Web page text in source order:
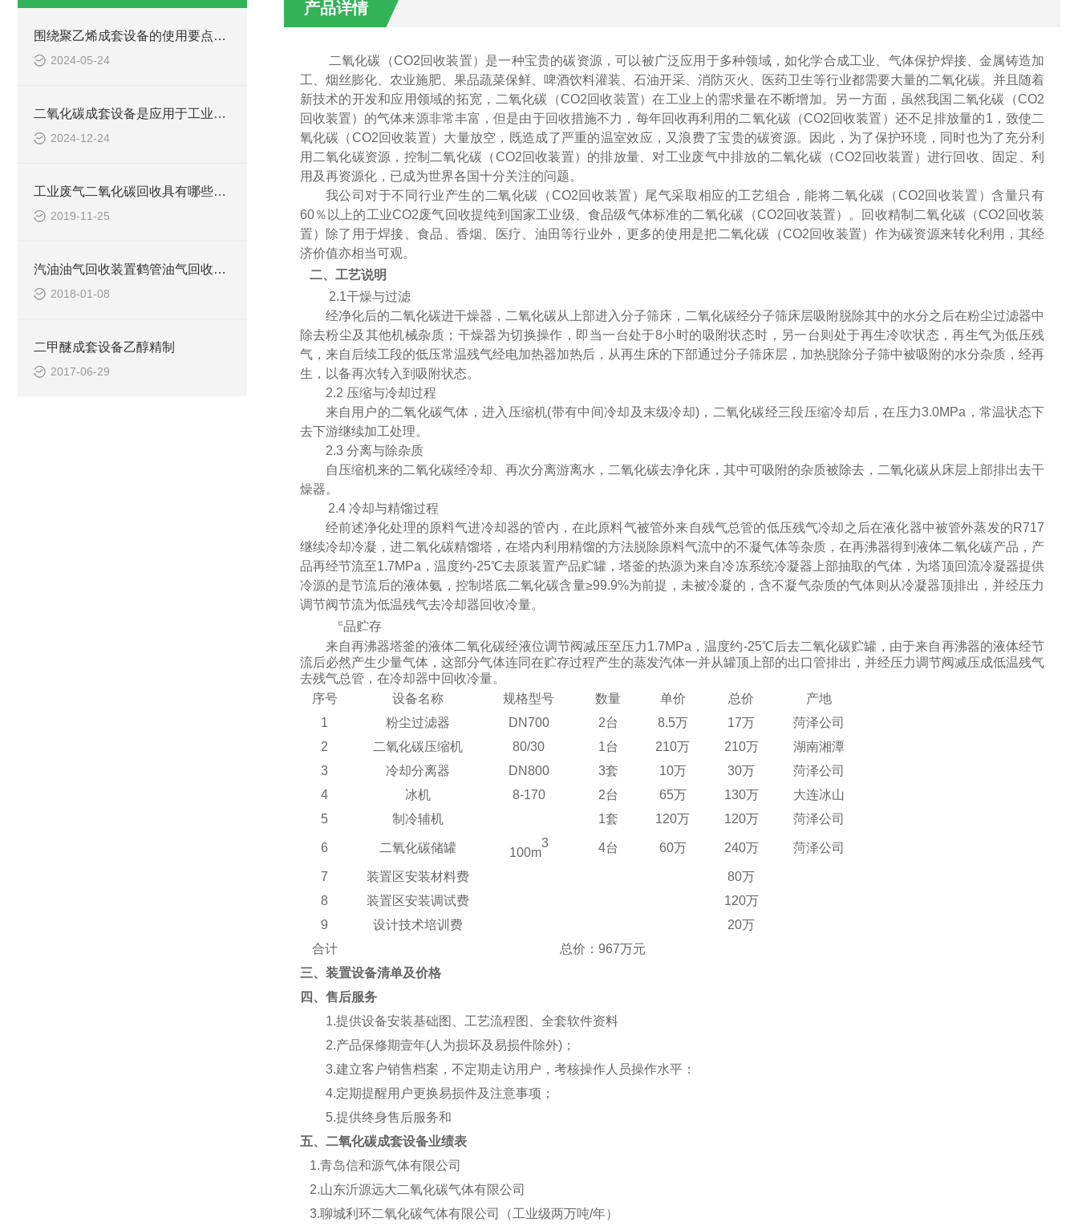
围绕聚乙烯成套设备的使用要点进行详细分析
2024-05-24
二氧化碳成套设备是应用于工业与环境领域的关键设备
2024-12-24
工业废气二氧化碳回收具有哪些用途？
2019-11-25
汽油油气回收装置鹤管油气回收设备
2018-01-08
二甲醚成套设备乙醇精制
2017-06-29
产品详情
二氧化碳（CO2回收装置）是一种宝贵的碳资源，可以被广泛应用于多种领域，如化学合成工业、气体保护焊接、金属铸造加
工、烟丝膨化、农业施肥、果品蔬菜保鲜、啤酒饮料灌装、石油开采、消防灭火、医药卫生等行业都需要大量的二氧化碳。并且随着
新技术的开发和应用领域的拓宽，二氧化碳（CO2回收装置）在工业上的需求量在不断增加。另一方面，虽然我国二氧化碳（CO2
回收装置）的气体来源非常丰富，但是由于回收措施不力，每年回收再利用的二氧化碳（CO2回收装置）还不足排放量的1，致使二
氧化碳（CO2回收装置）大量放空，既造成了严重的温室效应，又浪费了宝贵的碳资源。因此，为了保护环境，同时也为了充分利
用二氧化碳资源，控制二氧化碳（CO2回收装置）的排放量、对工业废气中排放的二氧化碳（CO2回收装置）进行回收、固定、利
用及再资源化，已成为世界各国十分关注的问题。
我公司对于不同行业产生的二氧化碳（CO2回收装置）尾气采取相应的工艺组合，能将二氧化碳（CO2回收装置）含量只有
60％以上的工业CO2废气回收提纯到国家工业级、食品级气体标准的二氧化碳（CO2回收装置）。回收精制二氧化碳（CO2回收装
置）除了用于焊接、食品、香烟、医疗、油田等行业外，更多的使用是把二氧化碳（CO2回收装置）作为碳资源来转化利用，其经
济价值亦相当可观。
二、工艺说明
2.1干燥与过滤
经净化后的二氧化碳进干燥器，二氧化碳从上部进入分子筛床，二氧化碳经分子筛床层吸附脱除其中的水分之后在粉尘过滤器中
除去粉尘及其他机械杂质；干燥器为切换操作，即当一台处于8小时的吸附状态时，另一台则处于再生冷吹状态，再生气为低压残
气，来自后续工段的低压常温残气经电加热器加热后，从再生床的下部通过分子筛床层，加热脱除分子筛中被吸附的水分杂质，经再
生，以备再次转入到吸附状态。
2.2 压缩与冷却过程
来自用户的二氧化碳气体，进入压缩机(带有中间冷却及末级冷却) ，二氧化碳经三段压缩冷却后，在压力3.0MPa ，常温状态下
去下游继续加工处理。
2.3 分离与除杂质
自压缩机来的二氧化碳经冷却、再次分离游离水，二氧化碳去净化床，其中可吸附的杂质被除去，二氧化碳从床层上部排出去干
燥器。
2.4 冷却与精馏过程
经前述净化处理的原料气进冷却器的管内，在此原料气被管外来自残气总管的低压残气冷却之后在液化器中被管外蒸发的R717
继续冷却冷凝，进二氧化碳精馏塔，在塔内利用精馏的方法脱除原料气流中的不凝气体等杂质，在再沸器得到液体二氧化碳产品，产
品再经节流至1.7MPa ，温度约-25℃去原装置产品贮罐，塔釜的热源为来自冷冻系统冷凝器上部抽取的气体，为塔顶回流冷凝器提供
冷源的是节流后的液体氨，控制塔底二氧化碳含量≥99.9%为前提，未被冷凝的，含不凝气杂质的气体则从冷凝器顶排出，并经压力
调节阀节流为低温残气去冷却器回收冷量。
产品贮存
来自再沸器塔釜的液体二氧化碳经液位调节阀减压至压力1.7MPa ，温度约-25℃后去二氧化碳贮罐，由于来自再沸器的液体经节
流后必然产生少量气体，这部分气体连同在贮存过程产生的蒸发汽体一并从罐顶上部的出口管排出，并经压力调节阀减压成低温残气
去残气总管，在冷却器中回收冷量。
序号
设备名称 规格型号 数量 单价 总价
产地
1
粉尘过滤器 DN700 2台 8.5万 17万
菏泽公司
2
二氧化碳压缩机 80/30 1台 210万 210万
湖南湘潭
3
冷却分离器 DN800 3套 10万 30万
菏泽公司
4
冰机 8-170 2台 65万 130万
大连冰山
5
制冷辅机 1套 120万 120万 菏泽公司
6 二氧化碳储罐 100m
3 4台 60万 240万 菏泽公司
7 装置区安装材料费
80万
8
装置区安装调试费
120万
9
设计技术培训费
20万
合计
总价 ： 967万元
三、装置设备清单及价格
四、 售后服务
1.提供设备安装基础图、工艺流程图、全套软件资料
2.产品保修期壹年(人为损坏及易损件除外)；
3.建立客户销售档案，不定期走访用户，考核操作人员操作水平：
4.定期提醒用户更换易损件及注意事项；
5.提供终身售后服务和
五、 二氧化碳成套设备业绩表
1.青岛信和源气体有限公司
2.山东沂源远大二氧化碳气体有限公司
3.聊城利环二氧化碳气体有限公司（工业级两万吨/年）